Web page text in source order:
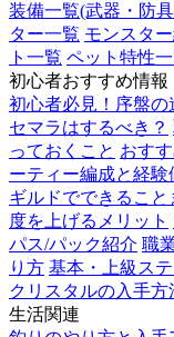
装備一覧(武器・防
ター一覧 モンスタ
ト一覧 ペット特性
初心者おすすめ情報
初心者必見！序盤の
セマラはするべき？
っておくこと おす
ーティー編成と経験
ギルドでできること
度を上げるメリット
パス/パック紹介 職
り方 基本・上級ス
クリスタルの入手方
生活関連